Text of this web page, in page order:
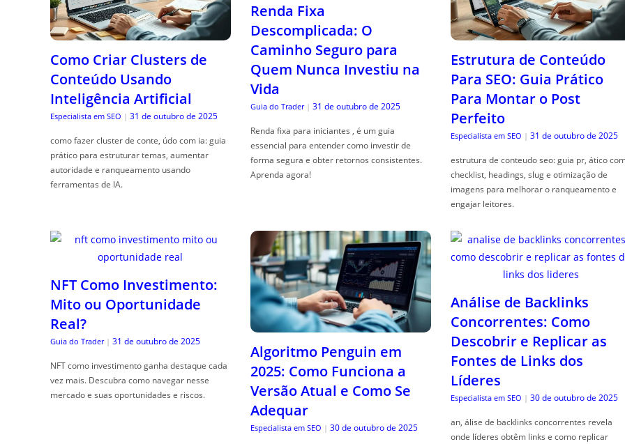
Como Criar Clusters de
Conteúdo Usando
Inteligência Artificial
Especialista em SEO | 31 de outubro de 2025
como fazer cluster de conte, údo com ia: guia
prático para estruturar temas, aumentar
autoridade e ranqueamento usando
ferramentas de IA.
Renda Fixa
Descomplicada: O
Caminho Seguro para
Quem Nunca Investiu na
Vida
Guia do Trader | 31 de outubro de 2025
Renda fixa para iniciantes , é um guia
essencial para entender como investir de
forma segura e obter retornos consistentes.
Aprenda agora!
Estrutura de Conteúdo
Para SEO: Guia Prático
Para Montar o Post
Perfeito
Especialista em SEO | 31 de outubro de 2025
estrutura de conteudo seo: guia pr, ático
checklist, headings, slug e otimização de
imagens para melhorar o ranqueamento e
engajar leitores.
NFT Como Investimento:
Mito ou Oportunidade
Real?
Guia do Trader | 31 de outubro de 2025
NFT como investimento ganha destaque cada
vez mais. Descubra como navegar nesse
mercado e suas oportunidades e riscos.
Algoritmo Penguin em
2025: Como Funciona a
Versão Atual e Como Se
Adequar
Especialista em SEO | 30 de outubro de 2025
Análise de Backlinks
Concorrentes: Como
Descobrir e Replicar as
Fontes de Links dos
Líderes
Especialista em SEO | 30 de outubro de 2025
an, álise de backlinks concorrentes revela
onde líderes obtêm links e como replicar